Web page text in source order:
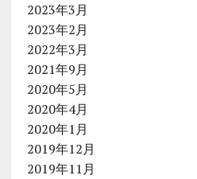
2023年3月
2023年2月
2022年3月
2021年9月
2020年5月
2020年4月
2020年1月
2019年12月
2019年11月